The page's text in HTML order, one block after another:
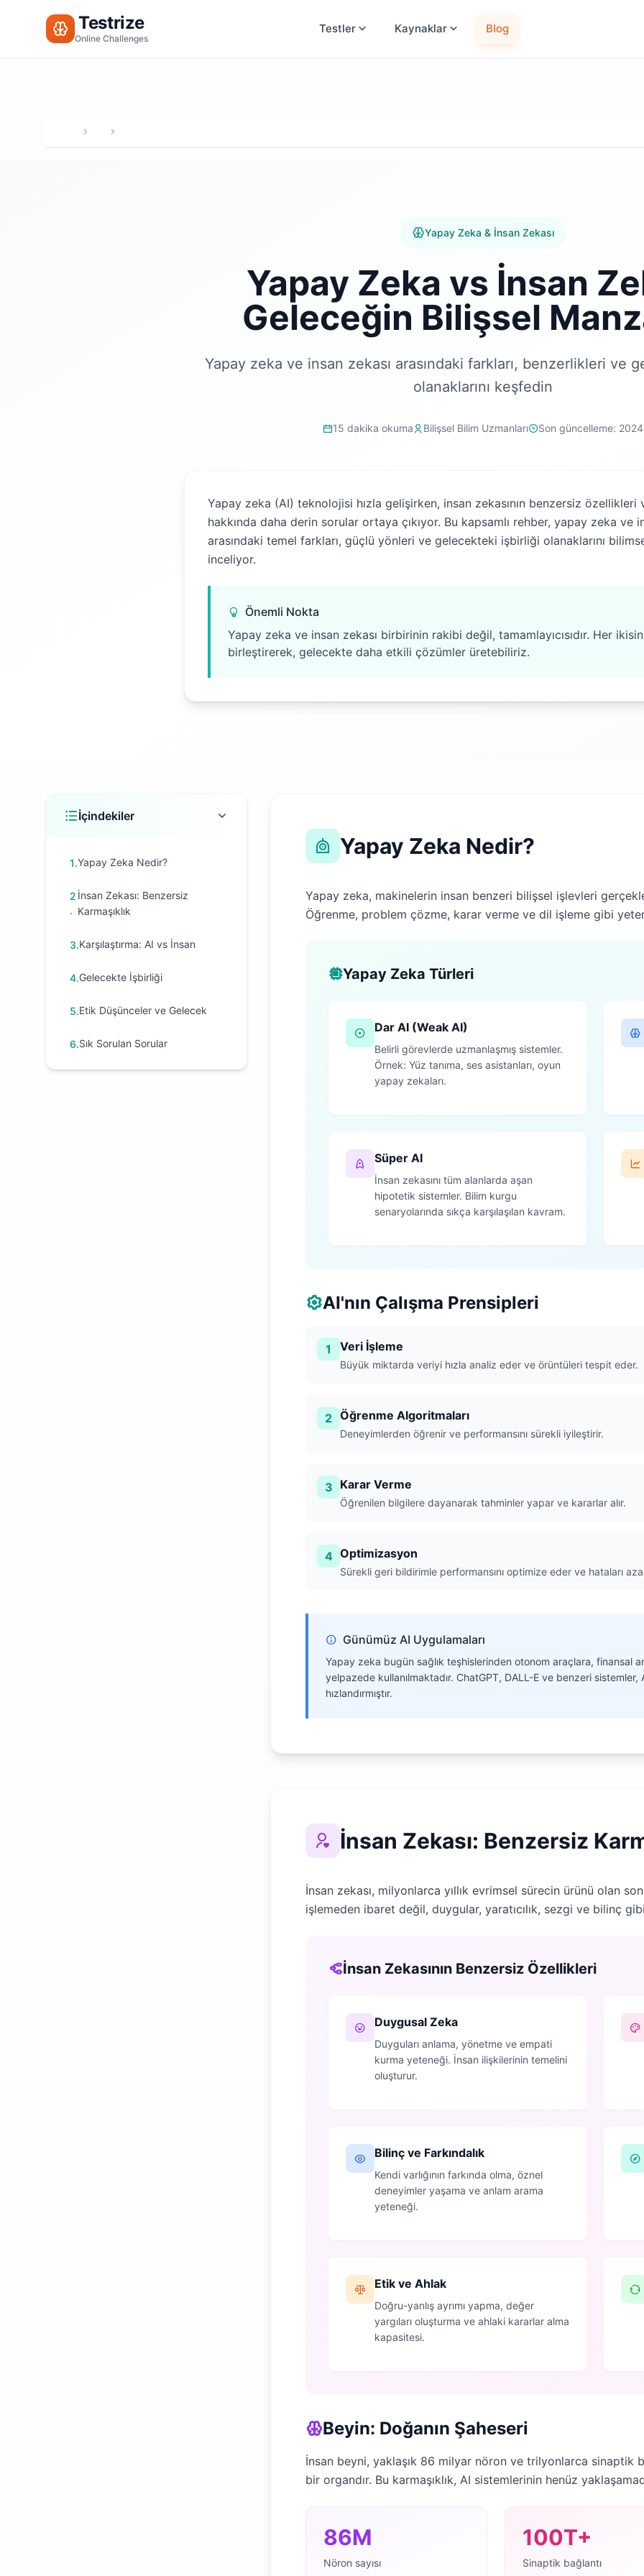
Testrize
Online Challenges
Testler Kaynaklar Blog
Yapay Zeka & İnsan Zekası
Yapay Zeka vs İnsan
Geleceğin Bilişsel
Yapay zeka ve insan zekası arasındaki farkları, benzerlikleri ve
olanaklarını keşfedin
15 dakika okuma Bilişsel Bilim Uzmanları Son güncelleme: 2024
Yapay zeka (AI) teknolojisi hızla gelişirken, insan zekasının benzersiz özellikleri
hakkında daha derin sorular ortaya çıkıyor. Bu kapsamlı rehber, yapay zeka ve
arasındaki temel farkları, güçlü yönleri ve gelecekteki işbirliği olanaklarını
inceliyor.
Önemli Nokta
Yapay zeka ve insan zekası birbirinin rakibi değil, tamamlayıcısıdır. Her
birleştirerek, gelecekte daha etkili çözümler üretebiliriz.
İçindekiler
1.Yapay Zeka Nedir?
2
.
İnsan Zekası: Benzersiz
Karmaşıklık
3.Karşılaştırma: AI vs İnsan
4.Gelecekte İşbirliği
5.Etik Düşünceler ve Gelecek
6.Sık Sorulan Sorular
Yapay Zeka Nedir?
Yapay zeka, makinelerin insan benzeri bilişsel işlevleri
Öğrenme, problem çözme, karar verme ve dil işleme gibi
Yapay Zeka Türleri
Dar AI (Weak AI)
Belirli görevlerde uzmanlaşmış sistemler.
Örnek: Yüz tanıma, ses asistanları, oyun
yapay zekaları.
Süper AI
İnsan zekasını tüm alanlarda aşan
hipotetik sistemler. Bilim kurgu
senaryolarında sıkça karşılaşılan kavram.
AI'nın Çalışma Prensipleri
1 Veri İşleme
Büyük miktarda veriyi hızla analiz eder ve örüntüleri tespit eder.
2 Öğrenme Algoritmaları
Deneyimlerden öğrenir ve performansını sürekli iyileştirir.
3 Karar Verme
Öğrenilen bilgilere dayanarak tahminler yapar ve kararlar alır.
4 Optimizasyon
Sürekli geri bildirimle performansını optimize eder ve hataları
Günümüz AI Uygulamaları
Yapay zeka bugün sağlık teşhislerinden otonom araçlara, finansal
yelpazede kullanılmaktadır. ChatGPT, DALL-E ve benzeri sistemler,
hızlandırmıştır.
İnsan Zekası: Benzersiz
İnsan zekası, milyonlarca yıllık evrimsel sürecin ürünü olan
işlemeden ibaret değil, duygular, yaratıcılık, sezgi ve bilinç
İnsan Zekasının Benzersiz Özellikleri
Duygusal Zeka
Duyguları anlama, yönetme ve empati
kurma yeteneği. İnsan ilişkilerinin temelini
oluşturur.
Bilinç ve Farkındalık
Kendi varlığının farkında olma, öznel
deneyimler yaşama ve anlam arama
yeteneği.
Etik ve Ahlak
Doğru-yanlış ayrımı yapma, değer
yargıları oluşturma ve ahlaki kararlar alma
kapasitesi.
Beyin: Doğanın Şaheseri
İnsan beyni, yaklaşık 86 milyar nöron ve trilyonlarca sinaptik
bir organdır. Bu karmaşıklık, AI sistemlerinin henüz
86M
Nöron sayısı
100T+
Sinaptik bağlantı